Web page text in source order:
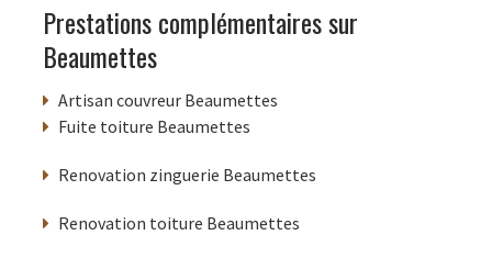
Prestations complémentaires sur
Beaumettes
Artisan couvreur Beaumettes
Fuite toiture Beaumettes
Renovation zinguerie Beaumettes
Renovation toiture Beaumettes